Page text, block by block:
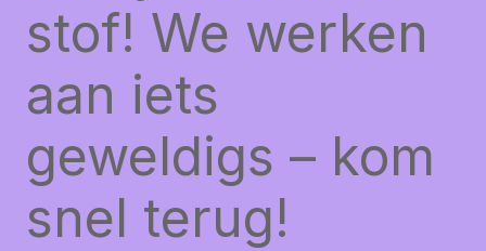
stof! We werken
aan iets
geweldigs – kom
snel terug!